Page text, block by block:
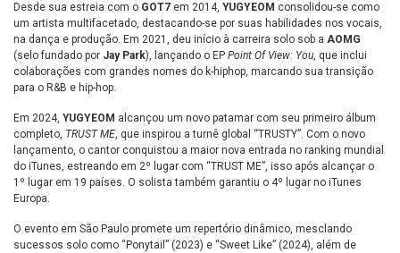
Desde sua estreia com o GOT7 em 2014, YUGYEOM consolidou-se como
um artista multifacetado, destacando-se por suas habilidades nos vocais,
na dança e produção. Em 2021, deu início à carreira solo sob a AOMG
(selo fundado por Jay Park), lançando o EP Point Of View: You, que inclui
colaborações com grandes nomes do k-hiphop, marcando sua transição
para o R&B e hip-hop.
Em 2024, YUGYEOM alcançou um novo patamar com seu primeiro álbum
completo, TRUST ME, que inspirou a turnê global “TRUSTY”. Com o novo
lançamento, o cantor conquistou a maior nova entrada no ranking mundial
do iTunes, estreando em 2º lugar com “TRUST ME”, isso após alcançar o
1º lugar em 19 países. O solista também garantiu o 4º lugar no iTunes
Europa.
O evento em São Paulo promete um repertório dinâmico, mesclando
sucessos solo como “Ponytail” (2023) e “Sweet Like” (2024), além de